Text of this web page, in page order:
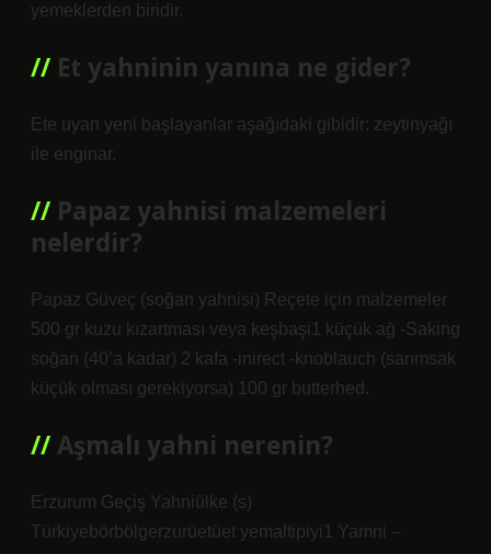
yemeklerden biridir.
Et yahninin yanına ne gider?
Ete uyan yeni başlayanlar aşağıdaki gibidir: zeytinyağı
ile enginar.
Papaz yahnisi malzemeleri
nelerdir?
Papaz Güveç (soğan yahnisi) Reçete için malzemeler
500 gr kuzu kızartması veya keşbaşi1 küçük ağ -Saking
soğan (40’a kadar) 2 kafa -inirect -knoblauch (sarımsak
küçük olması gerekiyorsa) 100 gr butterhed.
Aşmalı yahni nerenin?
Erzurum Geçiş Yahniülke (s)
Türkiyebörbölgerzurüetüet yemaltipiyi1 Yamni –